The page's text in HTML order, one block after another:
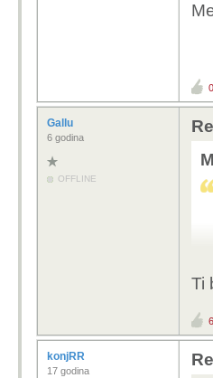
0
Gallu
6 godina
OFFLINE
Ti
6
konjRR
17 godina